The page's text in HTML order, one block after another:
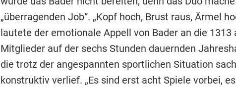
„überragenden Job“. „Kopf hoch, Brust raus, Ärmel
lautete der emotionale Appell von Bader an die 1313
Mitglieder auf der sechs Stunden dauernden
die trotz der angespannten sportlichen Situation
konstruktiv verlief. „Es sind erst acht Spiele vorbei,